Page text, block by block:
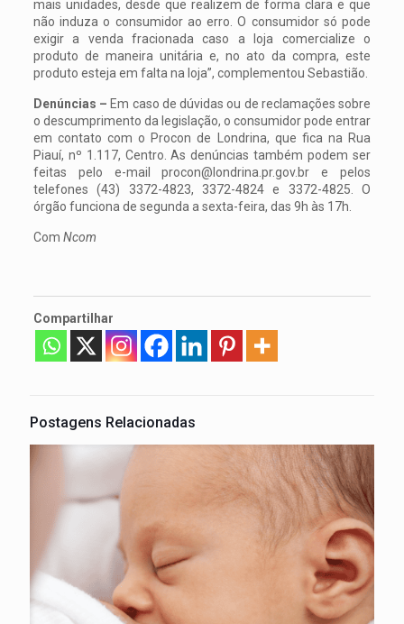
mais unidades, desde que realizem de forma clara e que
não induza o consumidor ao erro. O consumidor só pode
exigir a venda fracionada caso a loja comercialize o
produto de maneira unitária e, no ato da compra, este
produto esteja em falta na loja”, complementou Sebastião.
Denúncias – Em caso de dúvidas ou de reclamações sobre
o descumprimento da legislação, o consumidor pode entrar
em contato com o Procon de Londrina, que fica na Rua
Piauí, nº 1.117, Centro. As denúncias também podem ser
feitas pelo e-mailprocon@londrina.pr.gov.br e pelos
telefones (43) 3372-4823, 3372-4824 e 3372-4825. O
órgão funciona de segunda a sexta-feira, das 9h às 17h.
Com Ncom
Compartilhar
Postagens Relacionadas